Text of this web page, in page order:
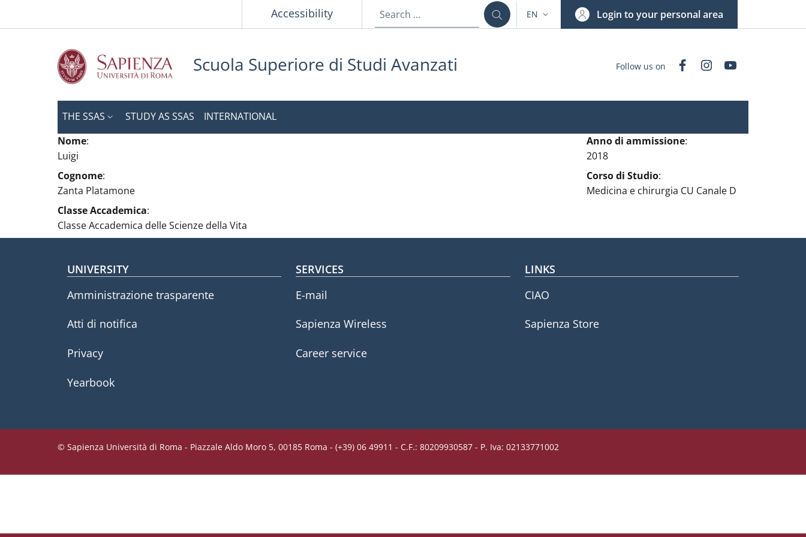
Slim topAccessibility LANGUAGE SWITCHER: CURRENT LANGUAGE
EN Login to your personal area
Scuola Superiore di Studi Avanzati Follow us on FacebookInstagram
THE SSAS STUDY AS SSAS
INTERNATIONAL
Nome:
Luigi
Cognome:
Zanta Platamone
Classe Accademica:
Classe Accademica delle Scienze della Vita
Anno di ammissione:
2018
Corso di Studio:
Medicina e chirurgia CU Canale D
Footer menu
UNIVERSITY
Amministrazione trasparente
Atti di notifica
Privacy
Yearbook
SERVICES
E-mail
Sapienza Wireless
Career service
LINKS
CIAO
Sapienza Store
© Sapienza Università di Roma - Piazzale Aldo Moro 5, 00185 Roma - (+39) 06 49911 - C.F.: 80209930587 - P. Iva: 02133771002